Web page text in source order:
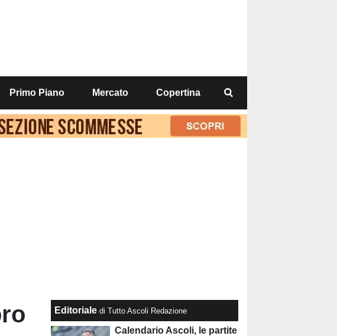
Primo Piano Mercato Copertina
Editoriale di Tutto Ascoli Redazione
Calendario Ascoli, le partite